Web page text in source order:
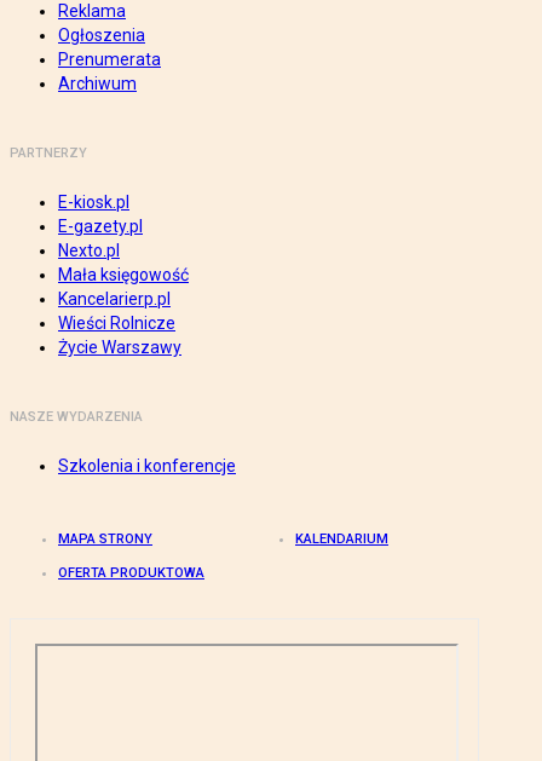
Reklama
Ogłoszenia
Prenumerata
Archiwum
PARTNERZY
E-kiosk.pl
E-gazety.pl
Nexto.pl
Mała księgowość
Kancelarierp.pl
Wieści Rolnicze
Życie Warszawy
NASZE WYDARZENIA
Szkolenia i konferencje
MAPA STRONY KALENDARIUM
OFERTA PRODUKTOWA